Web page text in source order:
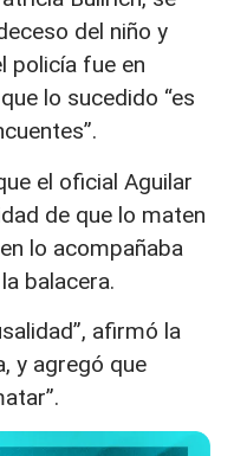
del niño y
policía fue en
lo sucedido “es
el oficial Aguilar
de que lo maten
lo acompañaba
balacera.
afirmó la
y agregó que